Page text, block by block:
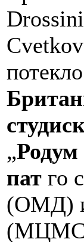
„Родум
пат го
(ОМД) и
(МЦМС),